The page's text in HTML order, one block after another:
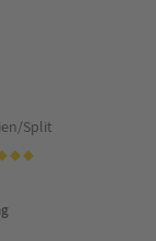
Split